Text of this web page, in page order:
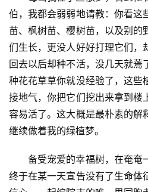
伯，我都会弱弱地请教：你看这
苗、枫树苗、樱树苗，以及别的
们生长，更没人好好打理它们，
回去以后却种不活，没几天就蔫
种花花草草你就没经验了，这些
接地气，你把它们挖出来拿到楼
容易活了。这大概是最朴素的解
继续做着我的绿植梦。
备受宠爱的幸福树，在奄奄
终于在某一天宣告没有了生命体